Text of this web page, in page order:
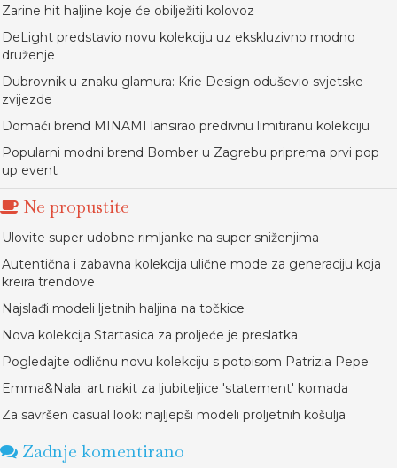
Zarine hit haljine koje će obilježiti kolovoz
DeLight predstavio novu kolekciju uz ekskluzivno modno
druženje
Dubrovnik u znaku glamura: Krie Design oduševio svjetske
zvijezde
Domaći brend MINAMI lansirao predivnu limitiranu kolekciju
Popularni modni brend Bomber u Zagrebu priprema prvi pop
up event
Ne propustite
Ulovite super udobne rimljanke na super sniženjima
Autentična i zabavna kolekcija ulične mode za generaciju koja
kreira trendove
Najslađi modeli ljetnih haljina na točkice
Nova kolekcija Startasica za proljeće je preslatka
Pogledajte odličnu novu kolekciju s potpisom Patrizia Pepe
Emma&Nala: art nakit za ljubiteljice 'statement' komada
Za savršen casual look: najljepši modeli proljetnih košulja
Zadnje komentirano